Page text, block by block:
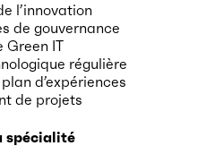
l’innovation
de gouvernance
Green IT
régulière
d’expériences
de projets
spécialité